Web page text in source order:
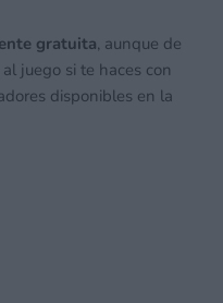
gratuita, aunque de
juego si te haces con
disponibles en la